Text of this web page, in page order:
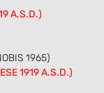
A.S.D.)
1965)
1919 A.S.D.)